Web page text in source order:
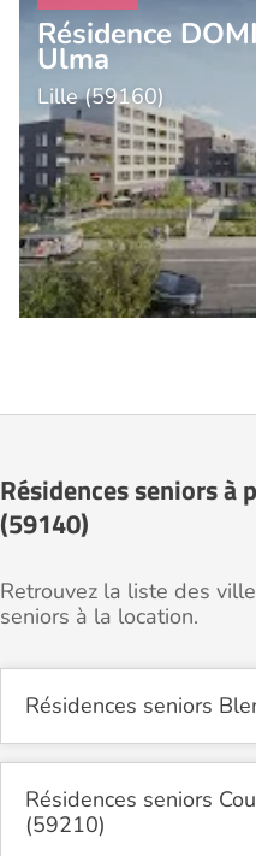
Résidence
Ulma
Lille (59160)
Résidences seniors à
(59140)
Retrouvez la liste des
seniors à la location.
Résidences seniors
Résidences seniors
(59210)